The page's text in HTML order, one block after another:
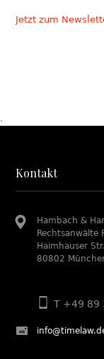
Jetzt zum
.
Kontakt
Hambach &
Rechtsanwälte
Haimhauser
80802
T +49 89